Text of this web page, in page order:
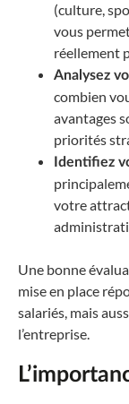
(culture,
vous
réellement
Analysez
combien
avantages
priorités
Identifiez
votre
Une bonne
mise en place
salariés, mais
l’entreprise.